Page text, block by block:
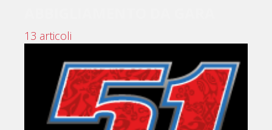
13 articoli